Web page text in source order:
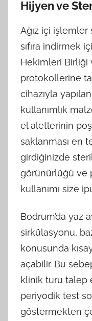
Hijyen ve
Ağız içi işlemler
sıfıra indirmek
Hekimleri Birliği
protokollerine
cihazıyla
kullanımlık
el aletlerinin
saklanması en
girdiğinizde
görünürlüğü ve
kullanımı size
Bodrum’da yaz
sirkülasyonu,
konusunda
açabilir. Bu
klinik turu talep
periyodik test
göstermekten